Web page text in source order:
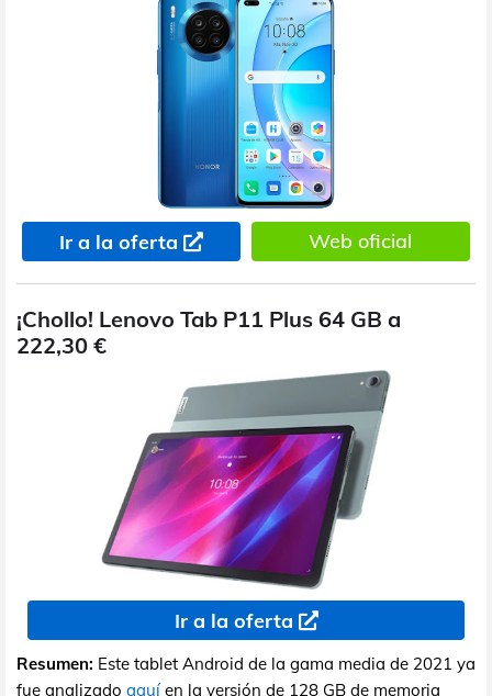
Ir a la oferta Web oficial
¡Chollo! Lenovo Tab P11 Plus 64 GB a
222,30 €
Ir a la oferta
Resumen: Este tablet Android de la gama media de 2021 ya
fue analizado aquí en la versión de 128 GB de memoria